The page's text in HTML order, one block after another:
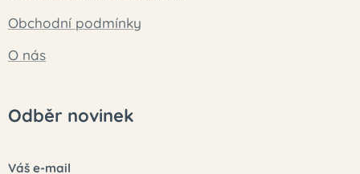
Obchodní podmínky
O nás
Odběr novinek
Váš e-mail